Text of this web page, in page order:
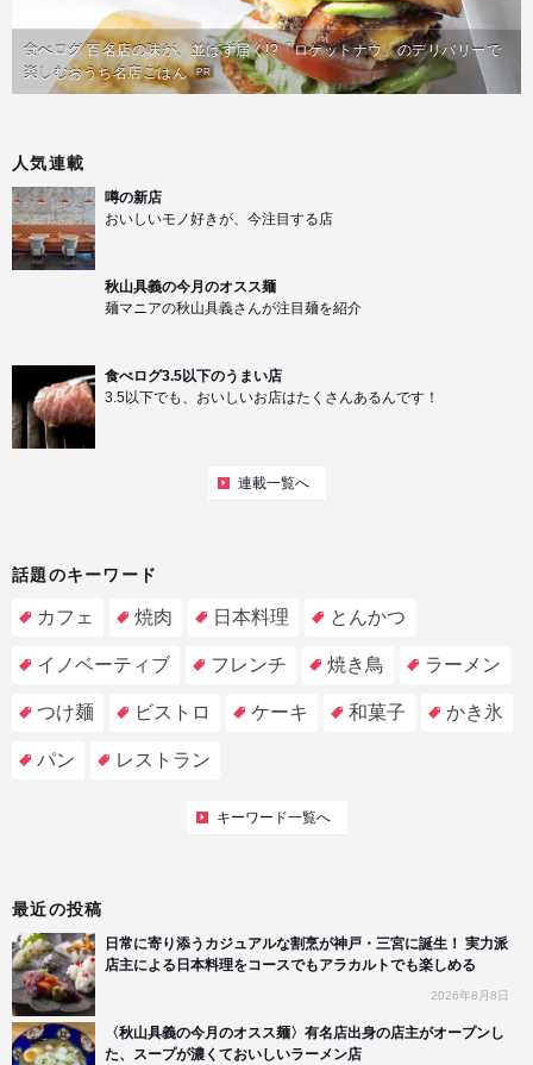
食べログ 百名店の味が、並ばず届く!?「ロケットナウ」のデリバリーで
楽しむおうち名店ごはん PR
人気連載
噂の新店
おいしいモノ好きが、今注目する店
秋山具義の今月のオスス麺
麺マニアの秋山具義さんが注目麺を紹介
食べログ3.5以下のうまい店
3.5以下でも、おいしいお店はたくさんあるんです！
連載一覧へ
話題のキーワード
カフェ 焼肉 日本料理 とんかつ
イノベーティブ フレンチ 焼き鳥 ラーメン
つけ麺 ビストロ ケーキ 和菓子 かき氷
パン レストラン
キーワード一覧へ
最近の投稿
日常に寄り添うカジュアルな割烹が神戸・三宮に誕生！ 実力派
店主による日本料理をコースでもアラカルトでも楽しめる
2026年8月8日
〈秋山具義の今月のオスス麺〉有名店出身の店主がオープンし
た、スープが濃くておいしいラーメン店